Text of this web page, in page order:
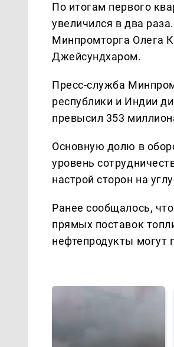
По итогам первого
увеличился в два
Минпромторга Олега
Джейсундхаром.
Пресс-служба
республики и Индии
превысил 353
Основную долю в
уровень
настрой сторон на
Ранее сообщалось,
прямых поставок
нефтепродукты могут